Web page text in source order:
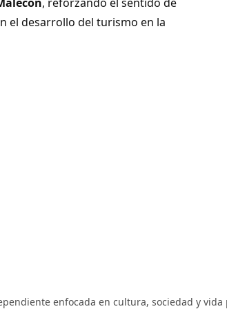
el desarrollo del turismo en la
enfocada en cultura, sociedad y